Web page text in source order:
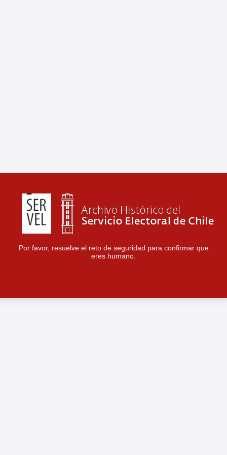
Por favor, resuelve el reto de seguridad para confirmar que
eres humano.